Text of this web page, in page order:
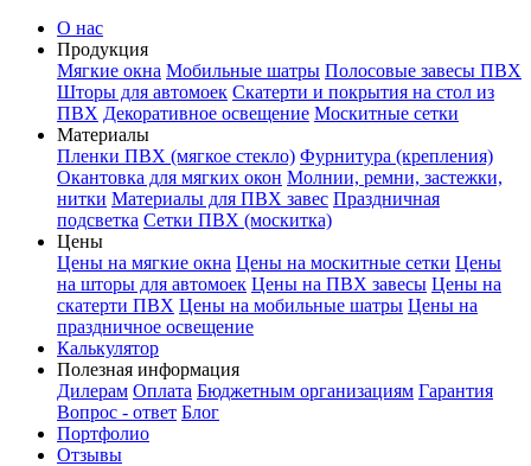
О нас
Продукция
Мягкие окна Мобильные шатры Полосовые завесы ПВХ
Шторы для автомоек Скатерти и покрытия на стол из
ПВХ Декоративное освещение Москитные сетки
Материалы
Пленки ПВХ (мягкое стекло) Фурнитура (крепления)
Окантовка для мягких окон Молнии, ремни, застежки,
нитки Материалы для ПВХ завес Праздничная
подсветка Сетки ПВХ (москитка)
Цены
Цены на мягкие окна Цены на москитные сетки Цены
на шторы для автомоек Цены на ПВХ завесы Цены на
скатерти ПВХ Цены на мобильные шатры Цены на
праздничное освещение
Калькулятор
Полезная информация
Дилерам Оплата Бюджетным организациям Гарантия
Вопрос - ответ Блог
Портфолио
Отзывы